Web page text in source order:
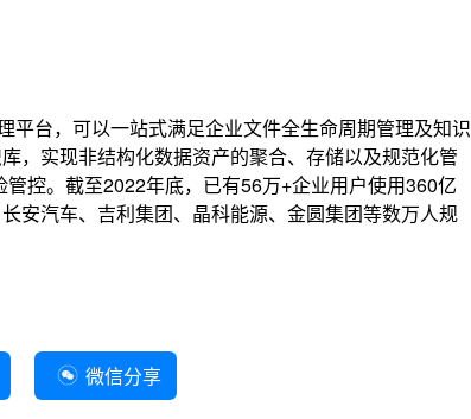
平台，可以一站式满足企业文件全生命周期管理及知识
，实现非结构化数据资产的聚合、存储以及规范化管
控。截至2022年底，已有56万+企业用户使用360亿
安汽车、吉利集团、晶科能源、金圆集团等数万人规
微信分享